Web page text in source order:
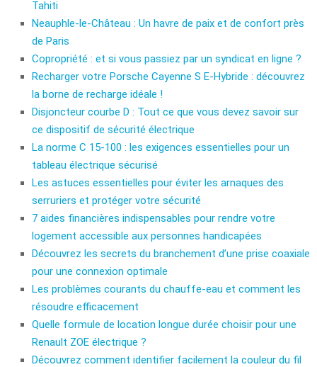
Tahiti
Neauphle-le-Château : Un havre de paix et de confort près
de Paris
Copropriété : et si vous passiez par un syndicat en ligne ?
Recharger votre Porsche Cayenne S E-Hybride : découvrez
la borne de recharge idéale !
Disjoncteur courbe D : Tout ce que vous devez savoir sur
ce dispositif de sécurité électrique
La norme C 15-100 : les exigences essentielles pour un
tableau électrique sécurisé
Les astuces essentielles pour éviter les arnaques des
serruriers et protéger votre sécurité
7 aides financières indispensables pour rendre votre
logement accessible aux personnes handicapées
Découvrez les secrets du branchement d’une prise coaxiale
pour une connexion optimale
Les problèmes courants du chauffe-eau et comment les
résoudre efficacement
Quelle formule de location longue durée choisir pour une
Renault ZOE électrique ?
Découvrez comment identifier facilement la couleur du fil